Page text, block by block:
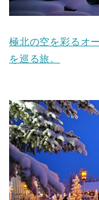
極北の空を彩るオ
を巡る旅。